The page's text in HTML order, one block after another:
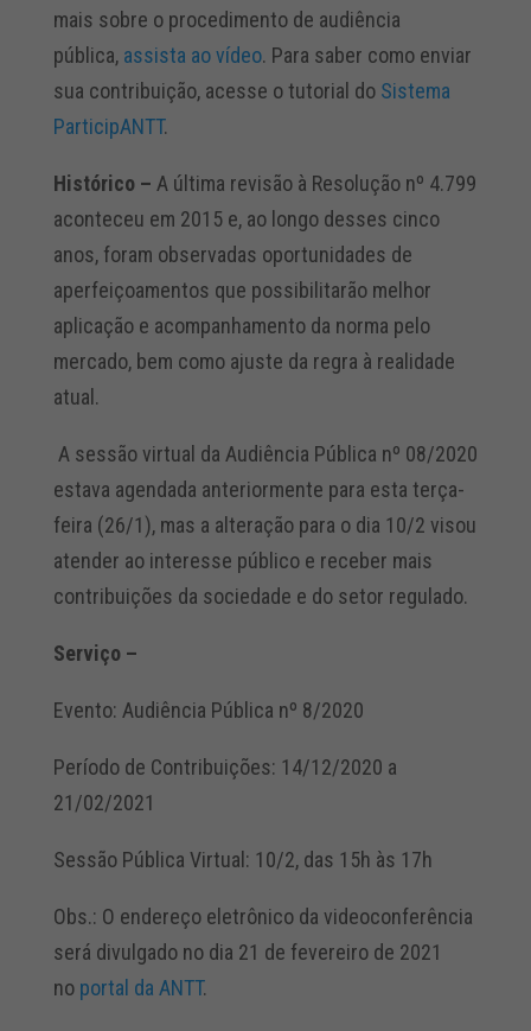
mais sobre o procedimento de audiência
pública, assista ao vídeo. Para saber como enviar
sua contribuição, acesse o tutorial do Sistema
ParticipANTT.
Histórico – A última revisão à Resolução nº 4.799
aconteceu em 2015 e, ao longo desses cinco
anos, foram observadas oportunidades de
aperfeiçoamentos que possibilitarão melhor
aplicação e acompanhamento da norma pelo
mercado, bem como ajuste da regra à realidade
atual.
A sessão virtual da Audiência Pública nº 08/2020
estava agendada anteriormente para esta terça-
feira (26/1), mas a alteração para o dia 10/2 visou
atender ao interesse público e receber mais
contribuições da sociedade e do setor regulado.
Serviço –
Evento: Audiência Pública nº 8/2020
Período de Contribuições: 14/12/2020 a
21/02/2021
Sessão Pública Virtual: 10/2, das 15h às 17h
Obs.: O endereço eletrônico da videoconferência
será divulgado no dia 21 de fevereiro de 2021
no portal da ANTT.